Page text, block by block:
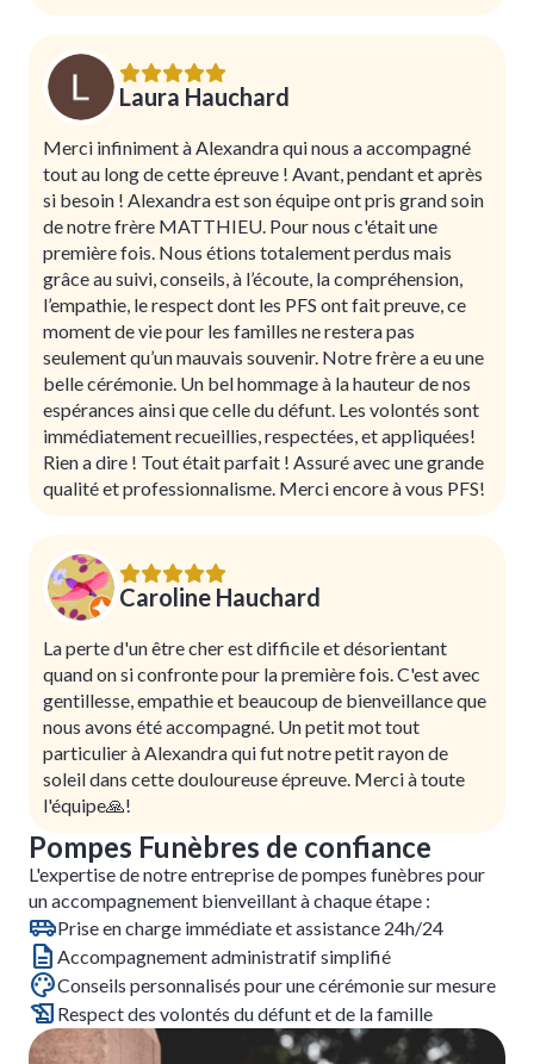
Laura Hauchard
Merci infiniment à Alexandra qui nous a accompagné
tout au long de cette épreuve ! Avant, pendant et après
si besoin ! Alexandra est son équipe ont pris grand soin
de notre frère MATTHIEU. Pour nous c'était une
première fois. Nous étions totalement perdus mais
grâce au suivi, conseils, à l’écoute, la compréhension,
l’empathie, le respect dont les PFS ont fait preuve, ce
moment de vie pour les familles ne restera pas
seulement qu’un mauvais souvenir. Notre frère a eu une
belle cérémonie. Un bel hommage à la hauteur de nos
espérances ainsi que celle du défunt. Les volontés sont
immédiatement recueillies, respectées, et appliquées!
Rien a dire ! Tout était parfait ! Assuré avec une grande
qualité et professionnalisme. Merci encore à vous PFS!
Caroline Hauchard
La perte d'un être cher est difficile et désorientant
quand on si confronte pour la première fois. C'est avec
gentillesse, empathie et beaucoup de bienveillance que
nous avons été accompagné. Un petit mot tout
particulier à Alexandra qui fut notre petit rayon de
soleil dans cette douloureuse épreuve. Merci à toute
l'équipe🙏!
Pompes Funèbres de confiance
L'expertise de notre entreprise de pompes funèbres pour
un accompagnement bienveillant à chaque étape :
Prise en charge immédiate et assistance 24h/24
Accompagnement administratif simplifié
Conseils personnalisés pour une cérémonie sur mesure
Respect des volontés du défunt et de la famille